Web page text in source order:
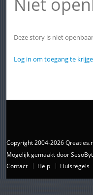
Deze story is niet
Log in om toegang te
Copyright 2004-2026
Mogelijk gemaakt door
Contact
Help Huisregels